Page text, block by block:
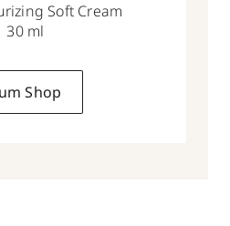
Soft Cream
30 ml
Shop